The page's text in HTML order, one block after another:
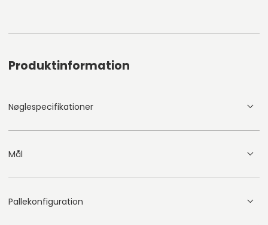
Produktinformation
Nøglespecifikationer
Mål
Pallekonfiguration